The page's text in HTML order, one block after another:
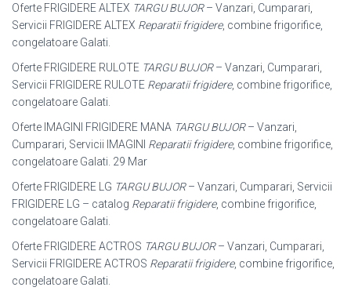
Oferte FRIGIDERE ALTEX TARGU BUJOR– Vanzari, Cumparari,
Servicii FRIGIDERE ALTEX Reparatii frigidere, combine frigorifice,
congelatoare Galati
Oferte FRIGIDERE RULOTE TARGU BUJOR– Vanzari, Cumparari,
Servicii FRIGIDERE RULOTE Reparatii frigidere, combine frigorifice,
congelatoare Galati.
Oferte IMAGINI FRIGIDERE MANA TARGU BUJOR– Vanzari,
Cumparari, Servicii IMAGINI Reparatii frigidere, combine frigorifice,
congelatoare Galati. 29 Mar
Oferte FRIGIDERE LG TARGU BUJOR– Vanzari, Cumparari, Servicii
FRIGIDERE LG – catalog Reparatii frigidere, combine frigorifice,
congelatoare Galati.
Oferte FRIGIDERE ACTROS TARGU BUJOR– Vanzari, Cumparari,
Servicii FRIGIDERE ACTROS Reparatii frigidere, combine frigorifice,
congelatoare Galati.